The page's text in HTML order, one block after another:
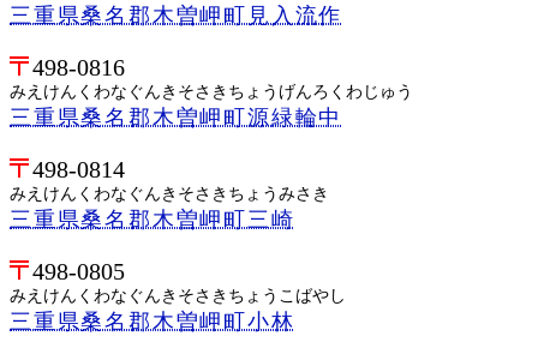
三重県桑名郡木曽岬町見入流作
498-0816
みえけんくわなぐんきそさきちょうげんろくわじゅう
三重県桑名郡木曽岬町源緑輪中
498-0814
みえけんくわなぐんきそさきちょうみさき
三重県桑名郡木曽岬町三崎
498-0805
みえけんくわなぐんきそさきちょうこばやし
三重県桑名郡木曽岬町小林